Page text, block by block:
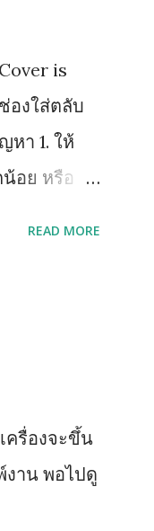
is
องใส่ตลับ
า 1. ให้
อย หรือ
ข้าง)
READ MORE
ครื่องจะขึ้น
าน พอไปดู